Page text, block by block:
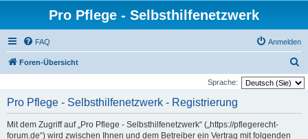
Pro Pflege - Selbsthilfenetzwerk
FAQ Anmelden
Foren-Übersicht
u
Sprache:
Pro Pflege - Selbsthilfenetzwerk - Registrierung
Mit dem Zugriff auf „Pro Pflege - Selbsthilfenetzwerk“ („https://pflegerecht-
forum.de“) wird zwischen Ihnen und dem Betreiber ein Vertrag mit folgenden